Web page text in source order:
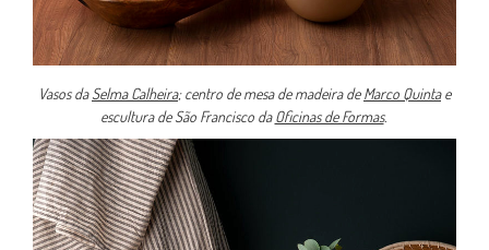
Vasos daSelma Calheira; centro de mesa de madeira deMarco Quintae
escultura de São Francisco daOficinas de Formas.